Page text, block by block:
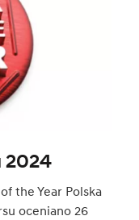
2024
the Year Polska
oceniano 26